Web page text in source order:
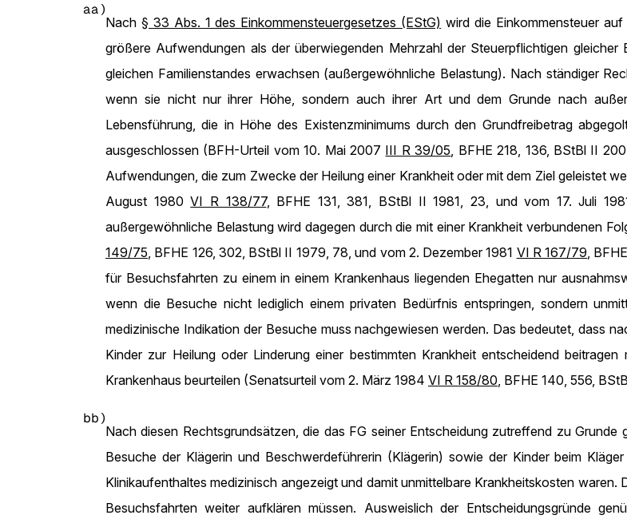
aa)
Nach § 33 Abs. 1 des Einkommensteuergesetzes (EStG) wird die Einkommensteuer
größere Aufwendungen als der überwiegenden Mehrzahl der Steuerpflichtigen gleicher
gleichen Familienstandes erwachsen (außergewöhnliche Belastung). Nach ständiger
wenn sie nicht nur ihrer Höhe, sondern auch ihrer Art und dem Grunde nach
Lebensführung, die in Höhe des Existenzminimums durch den Grundfreibetrag
ausgeschlossen (BFH-Urteil vom 10. Mai 2007 III R 39/05, BFHE 218, 136, BStBl II
Aufwendungen, die zum Zwecke der Heilung einer Krankheit oder mit dem Ziel geleistet
August 1980VI R 138/77, BFHE 131, 381, BStBl II 1981, 23, und vom 17. Juli
außergewöhnliche Belastung wird dagegen durch die mit einer Krankheit verbundenen
149/75, BFHE 126, 302, BStBl II 1979, 78, und vom 2. Dezember 1981 VI R 167/79,
für Besuchsfahrten zu einem in einem Krankenhaus liegenden Ehegatten nur
wenn die Besuche nicht lediglich einem privaten Bedürfnis entspringen, sondern
medizinische Indikation der Besuche muss nachgewiesen werden. Das bedeutet, dass
Kinder zur Heilung oder Linderung einer bestimmten Krankheit entscheidend
Krankenhaus beurteilen (Senatsurteil vom 2. März 1984 VI R 158/80, BFHE 140, 556,
bb)
Nach diesen Rechtsgrundsätzen, die das FG seiner Entscheidung zutreffend zu
Besuche der Klägerin und Beschwerdeführerin (Klägerin) sowie der Kinder beim
Klinikaufenthaltes medizinisch angezeigt und damit unmittelbare Krankheitskosten
Besuchsfahrten weiter aufklären müssen. Ausweislich der Entscheidungsgründe